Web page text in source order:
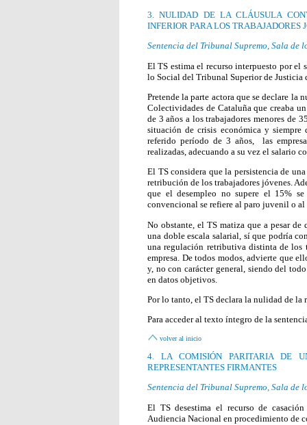
3. NULIDAD DE LA CLÁUSULA
INFERIOR PARA LOS TRABAJADORES
Sentencia del Tribunal Supremo, Sala de
El TS estima el recurso interpuesto por el
lo Social del Tribunal Superior de
Pretende la parte actora que se declare
Colectividades de Cataluña que creaba
de 3 años a los trabajadores menores de
situación de crisis económica y siempre
referido período de 3 años, las
realizadas, adecuando a su vez el salario
El TS considera que la persistencia de
retribución de los trabajadores jóvenes.
que el desempleo no supere el 15%
convencional se refiere al paro juvenil o
No obstante, el TS matiza que a pesar
una doble escala salarial, sí que podría
una regulación retributiva distinta de los
empresa. De todos modos, advierte que
y, no con carácter general, siendo del
en datos objetivos.
Por lo tanto, el TS declara la nulidad de
Para acceder al texto íntegro de la
volver al inicio
4. LA COMISIÓN PARITARIA DE
REPRESENTANTES FIRMANTES
Sentencia del Tribunal Supremo, Sala de
El TS desestima el recurso de
Audiencia Nacional en procedimiento de